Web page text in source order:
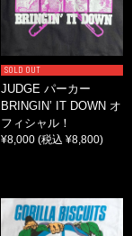
SOLD OUT
JUDGE パーカー
BRINGIN’ IT DOWN オ
フィシャル！
¥8,000 (税込 ¥8,800)